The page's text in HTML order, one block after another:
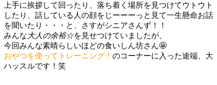
上手に挨拶して回ったり、落ち着く場所を見つけてウトウト
したり、話している人の顔をじーーーっと見て一生懸命お話
を聞いたり・・・と、さすがシニアさんず！！
みんな 大人の余裕☆を見せつけていましたが、
今回みんな素晴らしいほどの食いしん坊さん🤩
おやつを使ってトレーニング！ のコーナーに入った途端、大
ハッスルです！笑